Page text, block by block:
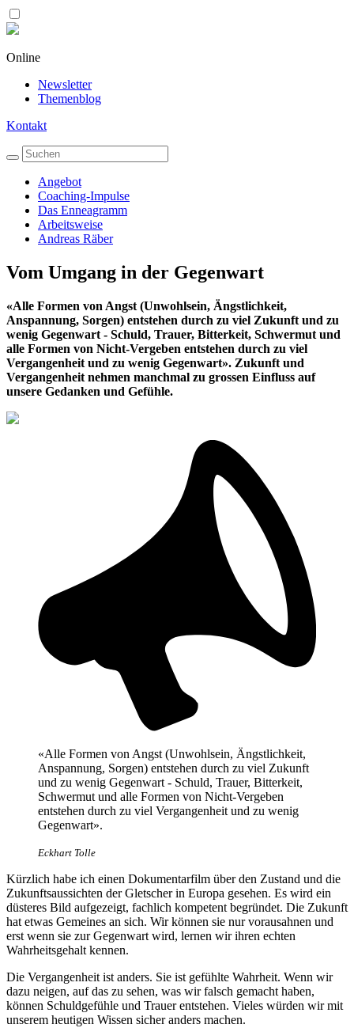
Online
Newsletter
Themenblog
Kontakt
Angebot
Coaching-Impulse
Das Enneagramm
Arbeitsweise
Andreas Räber
Vom Umgang in der Gegenwart
«Alle Formen von Angst (Unwohlsein, Ängstlichkeit,
Anspannung, Sorgen) entstehen durch zu viel Zukunft und zu
wenig Gegenwart - Schuld, Trauer, Bitterkeit, Schwermut und
alle Formen von Nicht-Vergeben entstehen durch zu viel
Vergangenheit und zu wenig Gegenwart». Zukunft und
Vergangenheit nehmen manchmal zu grossen Einfluss auf
unsere Gedanken und Gefühle.
«Alle Formen von Angst (Unwohlsein, Ängstlichkeit,
Anspannung, Sorgen) entstehen durch zu viel Zukunft
und zu wenig Gegenwart - Schuld, Trauer, Bitterkeit,
Schwermut und alle Formen von Nicht-Vergeben
entstehen durch zu viel Vergangenheit und zu wenig
Gegenwart».
Eckhart Tolle
Kürzlich habe ich einen Dokumentarfilm über den Zustand und die
Zukunftsaussichten der Gletscher in Europa gesehen. Es wird ein
düsteres Bild aufgezeigt, fachlich kompetent begründet. Die Zukunft
hat etwas Gemeines an sich. Wir können sie nur vorausahnen und
erst wenn sie zur Gegenwart wird, lernen wir ihren echten
Wahrheitsgehalt kennen.
Die Vergangenheit ist anders. Sie ist gefühlte Wahrheit. Wenn wir
dazu neigen, auf das zu sehen, was wir falsch gemacht haben,
können Schuldgefühle und Trauer entstehen. Vieles würden wir mit
unserem heutigen Wissen sicher anders machen.